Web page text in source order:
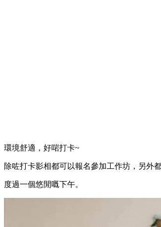
環境舒適，好啱打卡~
除咗打卡影相都可以報名參加工作坊，另外
度過一個悠閒嘅下午。